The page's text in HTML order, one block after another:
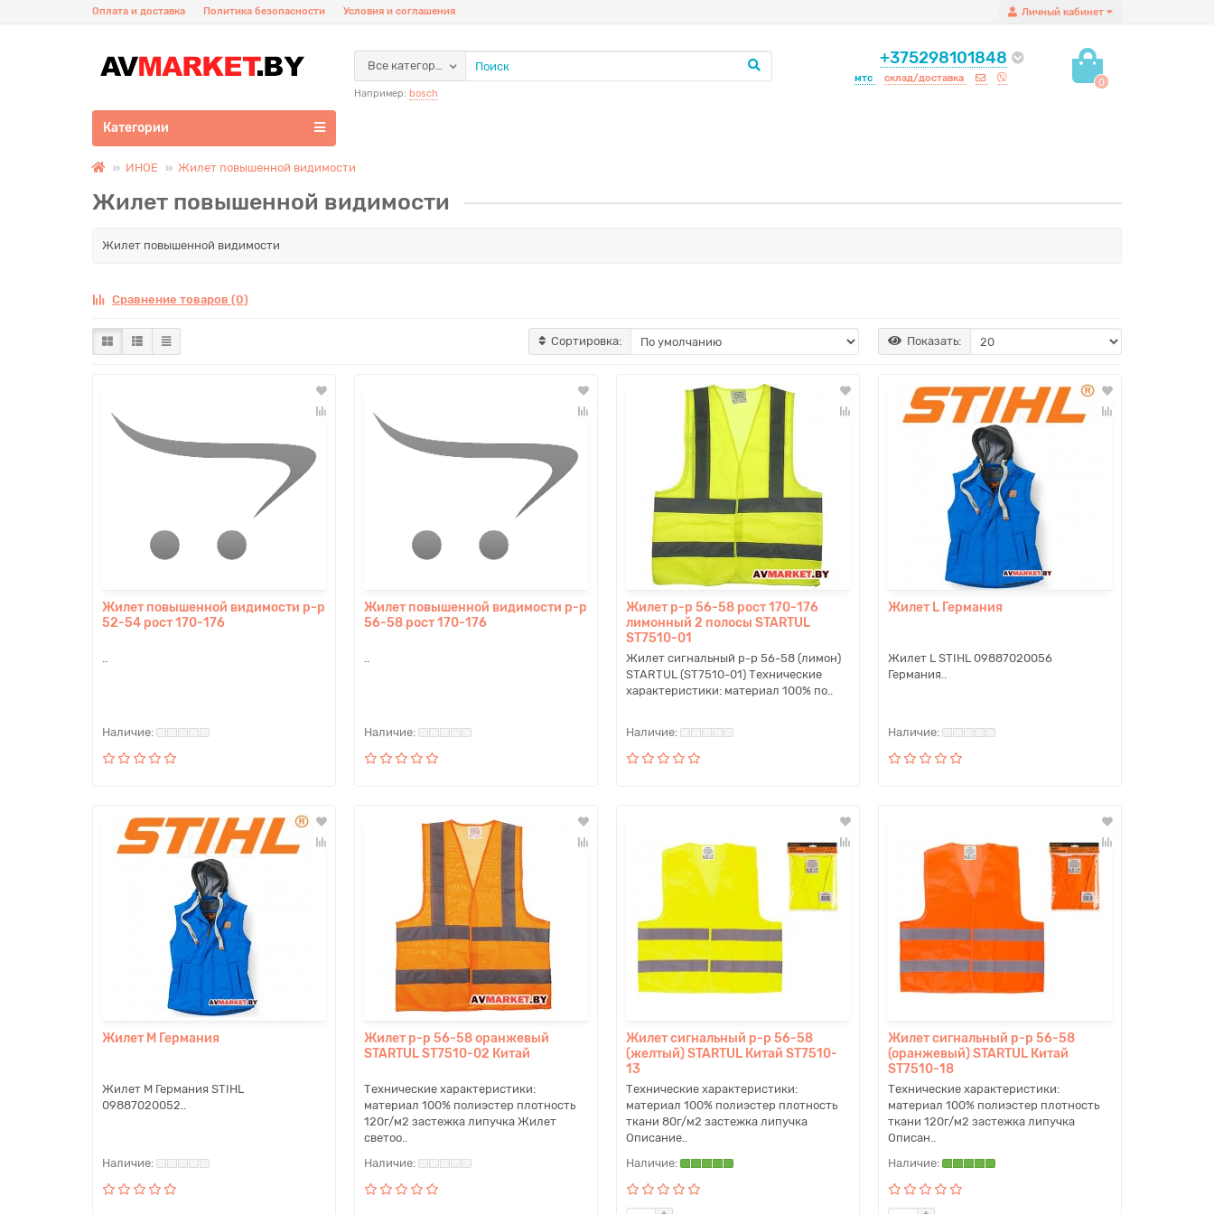
Личный кабинет
Оплата и доставка Политика безопасности Условия и соглашения
+375298101848
мтс склад/доставка 0
Все категории
Например: bosch
Категории
ИНОЕ Жилет повышенной видимости
Жилет повышенной видимости
Жилет повышенной видимости
Сравнение товаров (0)
Сортировка: Показать:
Жилет повышенной видимости р-р
52-54 рост 170-176
..
Жилет повышенной видимости р-р
56-58 рост 170-176
..
Жилет р-р 56-58 рост 170-176
лимонный 2 полосы STARTUL
ST7510-01
Жилет сигнальный р-р 56-58 (лимон)
STARTUL (ST7510-01) Технические
характеристики: материал 100% по..
Жилет L Германия
Жилет L STIHL 09887020056
Германия..
Жилет M Германия
Жилет M Германия STIHL
09887020052..
Жилет р-р 56-58 оранжевый
STARTUL ST7510-02 Китай
Технические характеристики:
материал 100% полиэстер плотность
120г/м2 застежка липучка Жилет
светоо..
Жилет сигнальный р-р 56-58
(желтый) STARTUL Китай ST7510-
13
Технические характеристики:
материал 100% полиэстер плотность
ткани 80г/м2 застежка липучка
Описание..
Жилет сигнальный р-р 56-58
(оранжевый) STARTUL Китай
ST7510-18
Технические характеристики:
материал 100% полиэстер плотность
ткани 120г/м2 застежка липучка
Описан..